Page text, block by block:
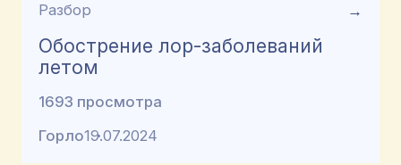
Разбор →
Обострение лор-заболеваний
летом
1693 просмотра
Горло19.07.2024